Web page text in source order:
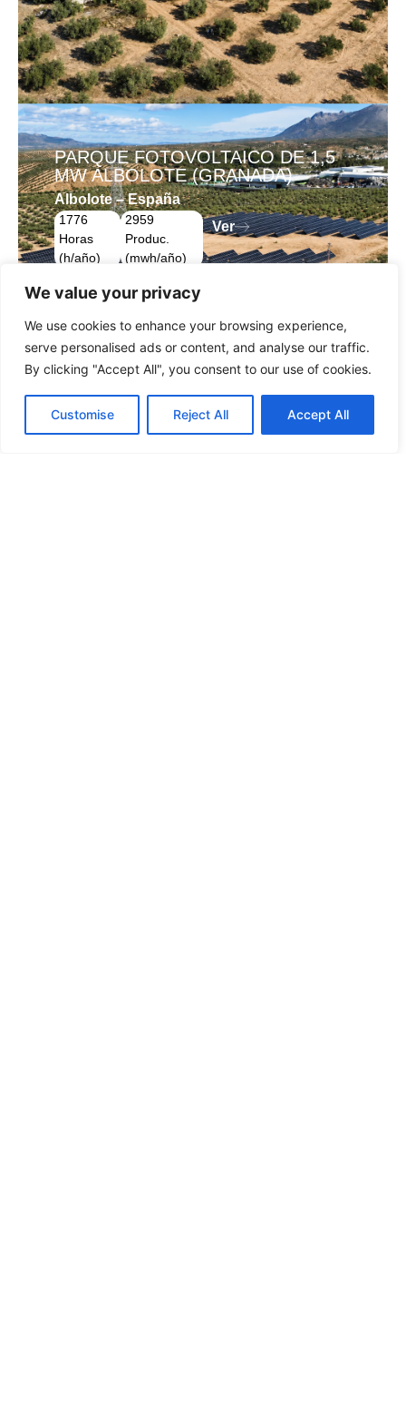
We value your privacy
We use cookies to enhance your browsing experience,
serve personalised ads or content, and analyse our traffic.
By clicking "Accept All", you consent to our use of cookies.
Customise Reject All Accept All
PARQUE FOTOVOLTAICO DE 1,5
MW ALBOLOTE (GRANADA)
Albolote – España
1776
Horas
(h/año)
2959
Produc.
(mwh/año)
Ver